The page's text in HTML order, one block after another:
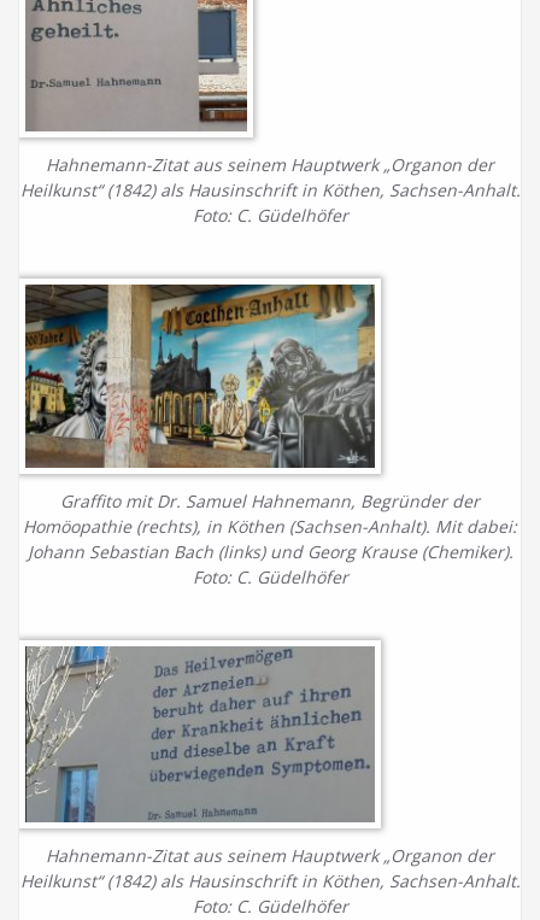
Hahnemann-Zitat aus seinem Hauptwerk „Organon der
Heilkunst“ (1842) als Hausinschrift in Köthen, Sachsen-Anhalt.
Foto: C. Güdelhöfer
Graffito mit Dr. Samuel Hahnemann, Begründer der
Homöopathie (rechts), in Köthen (Sachsen-Anhalt). Mit dabei:
Johann Sebastian Bach (links) und Georg Krause (Chemiker).
Foto: C. Güdelhöfer
Hahnemann-Zitat aus seinem Hauptwerk „Organon der
Heilkunst“ (1842) als Hausinschrift in Köthen, Sachsen-Anhalt.
Foto: C. Güdelhöfer